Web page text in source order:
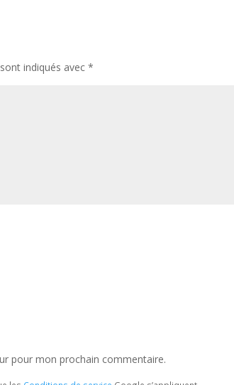
indiqués avec*
pour mon prochain commentaire.